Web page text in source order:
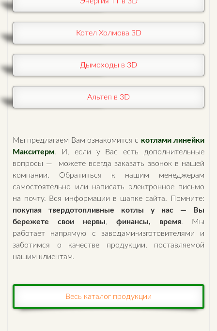
Котел Холмова 3D
Дымоходы в 3D
Альтеп в 3D
Мы предлагаем Вам ознакомится с котлами линейки
Макситерм. И, если у Вас есть дополнительные
вопросы — можете всегда заказать звонок в нашей
компании. Обратиться к нашим менеджерам
самостоятельно или написать электронное письмо
на почту. Вся информации в шапке сайта. Помните:
покупая твердотопливные котлы у нас — Вы
бережете свои нервы, финансы, время. Мы
работает напрямую с заводами-изготовителями и
заботимся о качестве продукции, поставляемой
нашим клиентам.
Весь каталог продукции